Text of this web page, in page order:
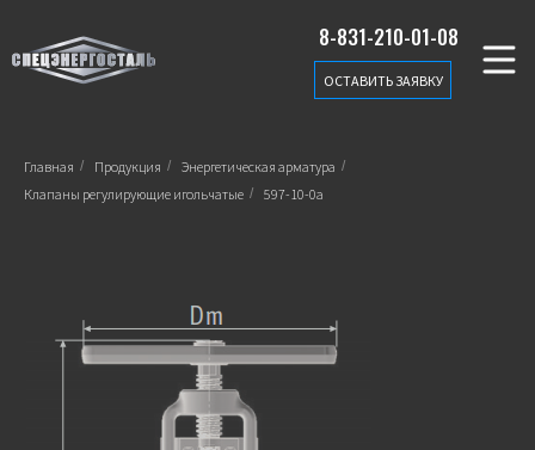
8-831-210-01-08
ОСТАВИТЬ ЗАЯВКУ
Главная / Продукция / Энергетическая арматура /
Клапаны регулирующие игольчатые / 597-10-0а